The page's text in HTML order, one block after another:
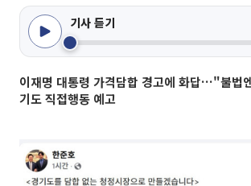
기사 듣기
이재명 대통령 가격담합 경고에 화답…"불법
기도 직접행동 예고